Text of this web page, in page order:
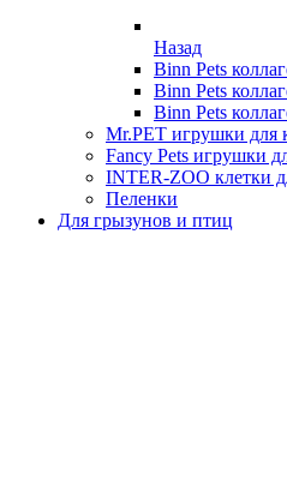
Назад
Binn Pets
Binn Pets
Binn Pets
Mr.PET игрушки для
Fancy Pets игрушки
INTER-ZOO клетки
Пеленки
Для грызунов и птиц